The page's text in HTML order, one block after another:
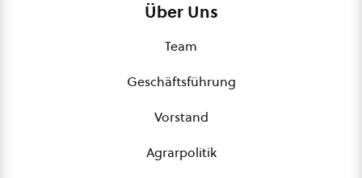
Über Uns
Team
Geschäftsführung
Vorstand
Agrarpolitik